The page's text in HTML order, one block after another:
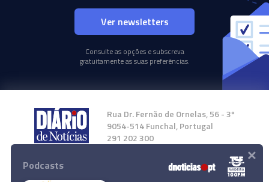
Ver newsletters
Consulte as opções e subscreva
gratuitamente as suas preferências.
Rua Dr. Fernão de Ornelas, 56 - 3º
9054-514 Funchal, Portugal
291 202 300
Instale a nossa App
Podcasts ×